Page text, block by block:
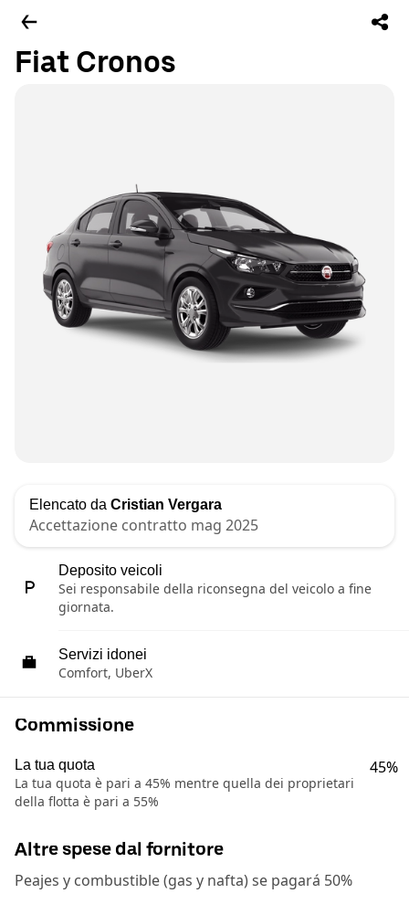
Fiat Cronos
Elencato da Cristian Vergara
Accettazione contratto mag 2025
Deposito veicoli
Sei responsabile della riconsegna del veicolo a fine
giornata.
Servizi idonei
Comfort, UberX
Commissione
La tua quota
La tua quota è pari a 45% mentre quella dei proprietari
della flotta è pari a 55%
45%
Altre spese dal fornitore
Peajes y combustible (gas y nafta) se pagará 50%